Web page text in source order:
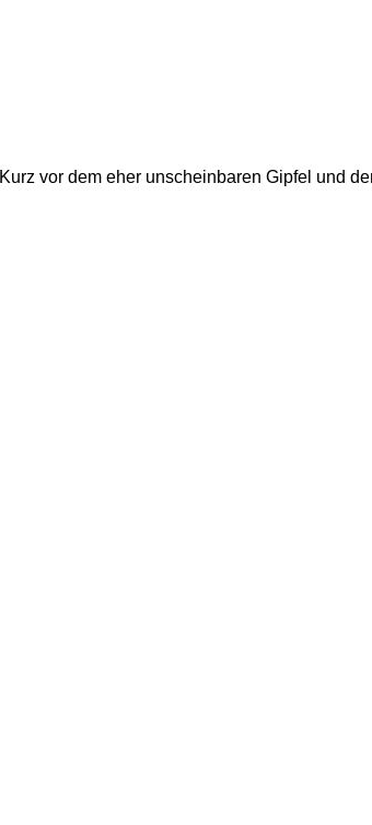
Kurz vor dem eher unscheinbaren Gipfel und